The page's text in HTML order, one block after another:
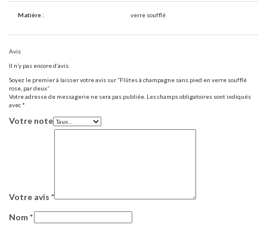
Matière : verre soufflé
Avis
Il n’y pas encore d’avis.
Soyez le premier à laisser votre avis sur “Flûtes à champagne sans pied en verre soufflé
rose, par deux”
Votre adresse de messagerie ne sera pas publiée. Les champs obligatoires sont indiqués
avec *
Votre note
Votre avis *
Nom*